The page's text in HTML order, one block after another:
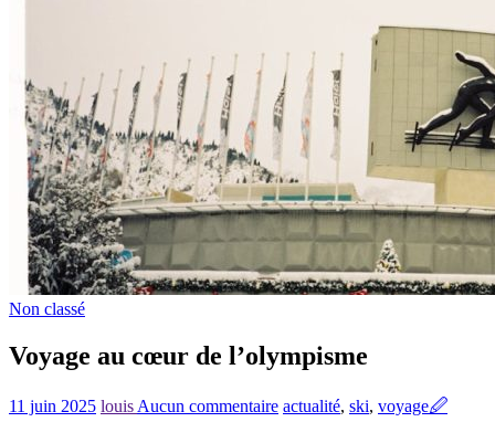
Non classé
Voyage au cœur de l’olympisme
11 juin 2025 louis Aucun commentaire actualité, ski, voyage🖉